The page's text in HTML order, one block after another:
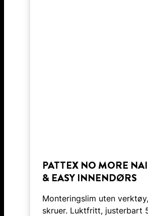
PATTEX NO MORE
& EASY INNENDØRS
Monteringslim uten
skruer. Luktfritt, justerbart